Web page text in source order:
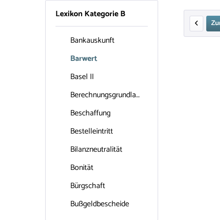
Lexikon Kategorie B
Bankauskunft
Barwert
Basel II
Berechnungsgrundlage
Beschaffung
Bestelleintritt
Bilanzneutralität
Bonität
Bürgschaft
Bußgeldbescheide